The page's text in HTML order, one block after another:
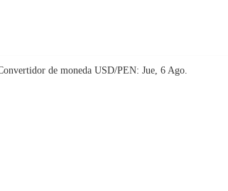
de moneda USD/PEN: Jue, 6 Ago.